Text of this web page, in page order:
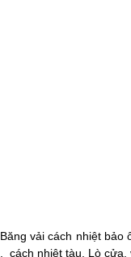
Băng vải cách nhiệt bảo
cách nhiệt tàu, Lò